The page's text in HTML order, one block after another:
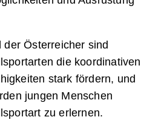
Österreicher sind
die koordinativen
stark fördern, und
jungen Menschen
zu erlernen.